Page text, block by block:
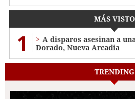
MÁS VISTO
1
A disparos asesinan a
Dorado, Nueva Arcadia
TRENDING